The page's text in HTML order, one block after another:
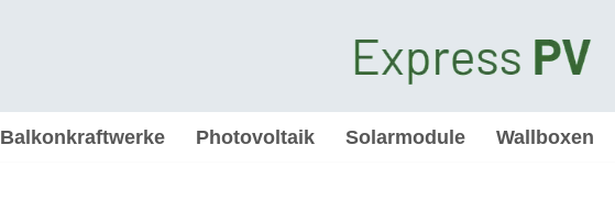
Balkonkraftwerke Photovoltaik Solarmodule Wallboxen